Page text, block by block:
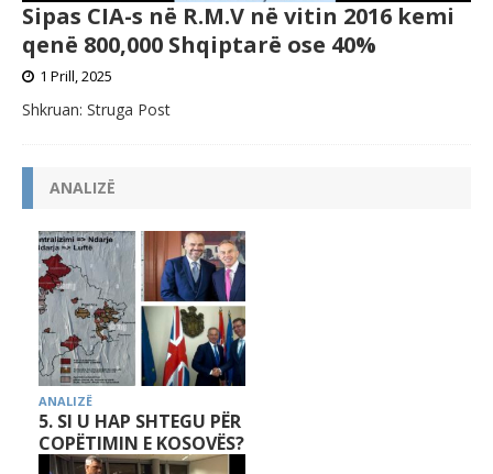
Sipas CIA-s në R.M.V në vitin 2016 kemi
qenë 800,000 Shqiptarë ose 40%
1 Prill, 2025
Shkruan: Struga Post
ANALIZË
ANALIZË
5. SI U HAP SHTEGU PËR
COPËTIMIN E KOSOVËS?